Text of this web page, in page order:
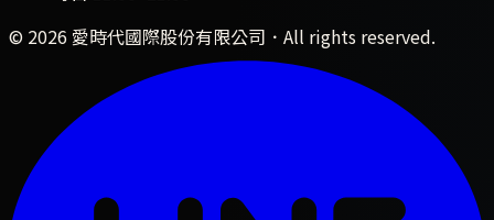
© 2026 愛時代國際股份有限公司 ．All rights reserved.